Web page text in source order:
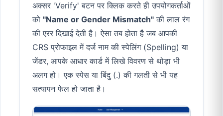
अक्सर 'Verify' बटन पर क्लिक करते ही उपयोगकर्ताओं
को "Name or Gender Mismatch" की लाल रंग
की एरर दिखाई देती है। ऐसा तब होता है जब आपकी
CRS प्रोफाइल में दर्ज नाम की स्पेलिंग (Spelling) या
जेंडर, आपके आधार कार्ड में लिखे विवरण से थोड़ा भी
अलग हो। एक स्पेस या बिंदु (.) की गलती से भी यह
सत्यापन फेल हो जाता है।